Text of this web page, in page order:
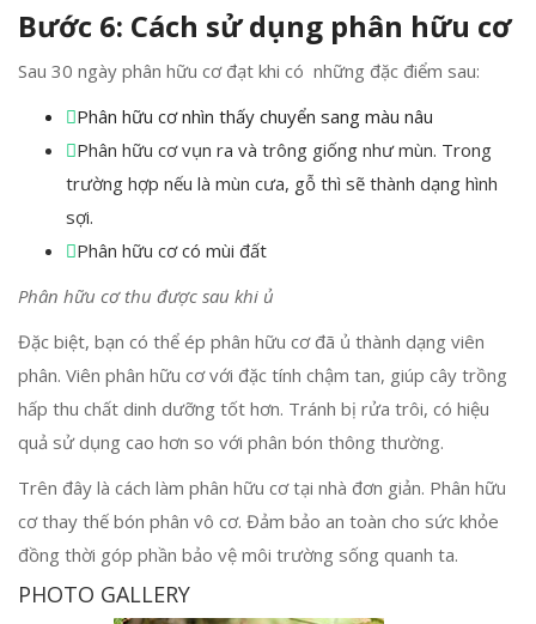
Bước 6: Cách sử dụng phân hữu cơ
Sau 30 ngày phân hữu cơ đạt khi có những đặc điểm sau:
Phân hữu cơ nhìn thấy chuyển sang màu nâu
Phân hữu cơ vụn ra và trông giống như mùn. Trong
trường hợp nếu là mùn cưa, gỗ thì sẽ thành dạng hình
sợi.
Phân hữu cơ có mùi đất
Phân hữu cơ thu được sau khi ủ
Đặc biệt, bạn có thể ép phân hữu cơ đã ủ thành dạng viên
phân. Viên phân hữu cơ với đặc tính chậm tan, giúp cây trồng
hấp thu chất dinh dưỡng tốt hơn. Tránh bị rửa trôi, có hiệu
quả sử dụng cao hơn so với phân bón thông thường.
Trên đây là cách làm phân hữu cơ tại nhà đơn giản. Phân hữu
cơ thay thế bón phân vô cơ. Đảm bảo an toàn cho sức khỏe
đồng thời góp phần bảo vệ môi trường sống quanh ta.
PHOTO GALLERY